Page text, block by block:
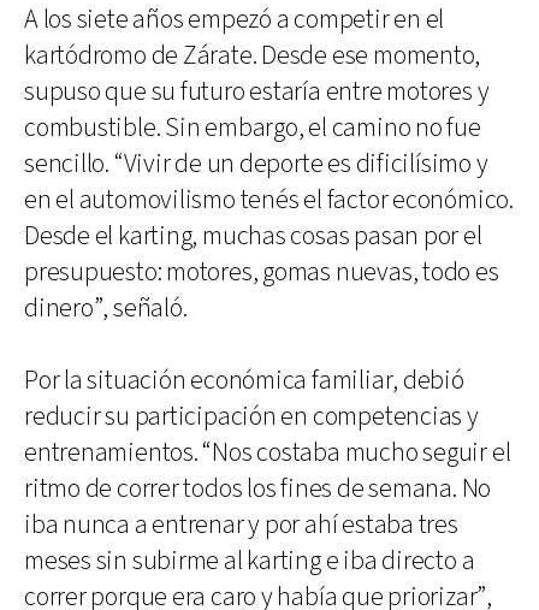
A los siete años empezó a competir en el
kartódromo de Zárate. Desde ese momento,
supuso que su futuro estaría entre motores y
combustible. Sin embargo, el camino no fue
sencillo. “Vivir de un deporte es dificilísimo y
en el automovilismo tenés el factor económico.
Desde el karting, muchas cosas pasan por el
presupuesto: motores, gomas nuevas, todo es
dinero”, señaló.
Por la situación económica familiar, debió
reducir su participación en competencias y
entrenamientos. “Nos costaba mucho seguir el
ritmo de correr todos los fines de semana. No
iba nunca a entrenar y por ahí estaba tres
meses sin subirme al karting e iba directo a
correr porque era caro y había que priorizar”,